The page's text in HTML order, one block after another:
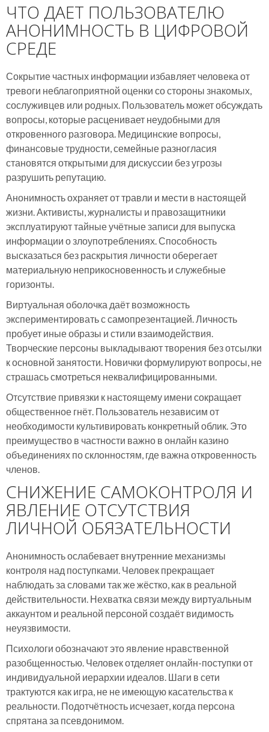
ЧТО ДАЕТ ПОЛЬЗОВАТЕЛЮ
АНОНИМНОСТЬ В ЦИФРОВОЙ
СРЕДЕ
Сокрытие частных информации избавляет человека от
тревоги неблагоприятной оценки со стороны знакомых,
сослуживцев или родных. Пользователь может обсуждать
вопросы, которые расценивает неудобными для
откровенного разговора. Медицинские вопросы,
финансовые трудности, семейные разногласия
становятся открытыми для дискуссии без угрозы
разрушить репутацию.
Анонимность охраняет от травли и мести в настоящей
жизни. Активисты, журналисты и правозащитники
эксплуатируют тайные учётные записи для выпуска
информации о злоупотреблениях. Способность
высказаться без раскрытия личности оберегает
материальную неприкосновенность и служебные
горизонты.
Виртуальная оболочка даёт возможность
экспериментировать с самопрезентацией. Личность
пробует иные образы и стили взаимодействия.
Творческие персоны выкладывают творения без отсылки
к основной занятости. Новички формулируют вопросы, не
страшась смотреться неквалифицированными.
Отсутствие привязки к настоящему имени сокращает
общественное гнёт. Пользователь независим от
необходимости культивировать конкретный облик. Это
преимущество в частности важно в онлайн казино
объединениях по склонностям, где важна откровенность
членов.
СНИЖЕНИЕ САМОКОНТРОЛЯ И
ЯВЛЕНИЕ ОТСУТСТВИЯ
ЛИЧНОЙ ОБЯЗАТЕЛЬНОСТИ
Анонимность ослабевает внутренние механизмы
контроля над поступками. Человек прекращает
наблюдать за словами так же жёстко, как в реальной
действительности. Нехватка связи между виртуальным
аккаунтом и реальной персоной создаёт видимость
неуязвимости.
Психологи обозначают это явление нравственной
разобщенностью. Человек отделяет онлайн-поступки от
индивидуальной иерархии идеалов. Шаги в сети
трактуются как игра, не не имеющую касательства к
реальности. Подотчётность исчезает, когда персона
спрятана за псевдонимом.